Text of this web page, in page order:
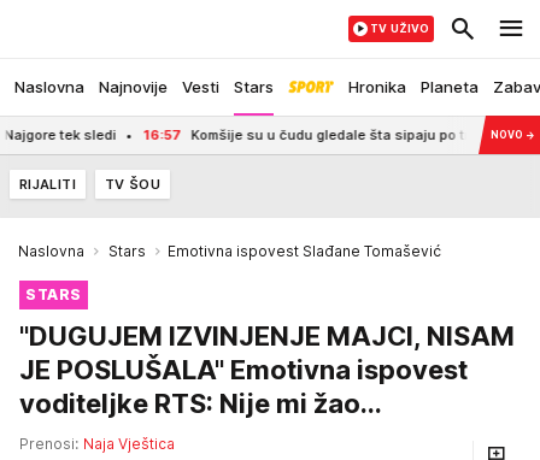
Naslovna Najnovije Vesti Stars Hronika Planeta
TV UŽIVO
sledi 16:57 Komšije su u čudu gledale šta sipaju po travi: Posle 2 NOVO →
RIJALITI TV ŠOU
Naslovna Stars Emotivna ispovest Slađane Tomašević
STARS
"DUGUJEM IZVINJENJE MAJCI, NISAM
JE POSLUŠALA" Emotivna ispovest
voditeljke RTS: Nije mi žao...
Prenosi: Naja Vještica